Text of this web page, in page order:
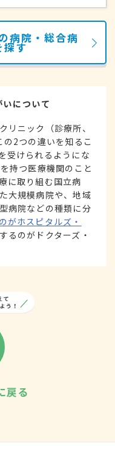
病院・総合病
す
いについて
リニック（診療所、
2つの違いを知るこ
受けられるようにな
持つ医療機関のこと
に取り組む国立病
大規模病院や、地域
病院などの種類に分
がホスピタルズ・
るのがドクターズ・
戻る